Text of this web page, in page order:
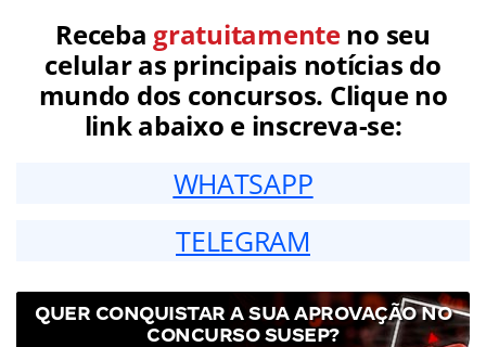
Receba gratuitamenteno seu
celular as principais notícias do
mundo dos concursos. Clique no
link abaixo e inscreva-se:
WHATSAPP
TELEGRAM
QUER CONQUISTAR A SUA APROVAÇÃO NO
CONCURSO SUSEP?